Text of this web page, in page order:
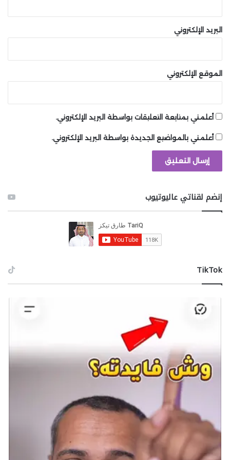
Tech، يهدف إلى خلق محاكاة واقعية على أرض الملعب،
على سبيل المثال، يمكن لظهير قوي التخلص من التدخلات
التي تم توقيتها بشكل غير صحيح من قبل لاعب زاوية نحيل،
أفضل اللاعبين سيكونون قادرين على التمييز بين الوقت
المناسب لاستخدام Hit Stick ومتى يجب استخدام تدخل آمن
(wrap-up tackle).
البريد الإلكتروني
الموقع الإلكتروني
أعلمني بمتابعة التعليقات بواسطة البريد الإلكتروني.
أعلمني بالمواضيع الجديدة بواسطة البريد الإلكتروني.
إنضم لقناتي عاليوتيوب
‫TikTok